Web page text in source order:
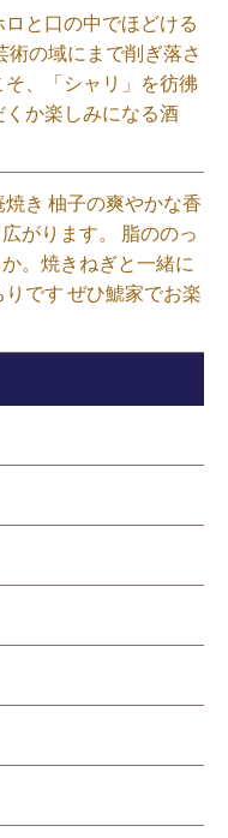
と口の中でほどける
術の域にまで削ぎ落さ
、「シャリ」を彷彿
か楽しみになる酒
き 柚子の爽やかな香
がります。 脂ののっ
。焼きねぎと一緒に
です ぜひ鯱家でお楽